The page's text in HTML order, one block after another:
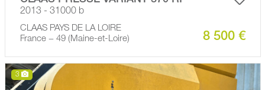
2013 - 31000 b
CLAAS PAYS DE LA LOIRE
France − 49 (Maine-et-Loire)
8 500 €
3